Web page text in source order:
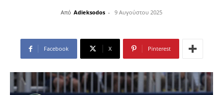
Από Adieksodos - 9 Αυγούστου 2025
Facebook X Pinterest